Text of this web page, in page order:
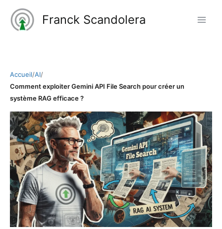
contenu
Franck Scandolera
Accueil/AI/
Comment exploiter Gemini API File Search pour créer un
système RAG efficace ?